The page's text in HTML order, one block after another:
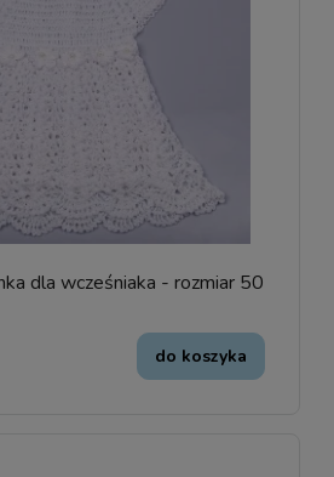
dla wcześniaka - rozmiar 50
do koszyka